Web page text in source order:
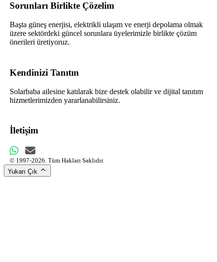
Sorunları Birlikte Çözelim
Başta güneş enerjisi, elektrikli ulaşım ve enerji depolama olmak
üzere sektördeki güncel sorunlara üyelerimizle birlikte çözüm
önerileri üretiyoruz.
Kendinizi Tanıtın
Solarbaba ailesine katılarak bize destek olabilir ve dijital tanıtım
hizmetlerimizden yararlanabilirsiniz.
İletişim
© 1997-2026. Tüm Hakları Saklıdır.
Yukarı Çık